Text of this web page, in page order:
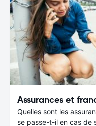
Assurances et
Quelles sont les
se passe-t-il en cas de